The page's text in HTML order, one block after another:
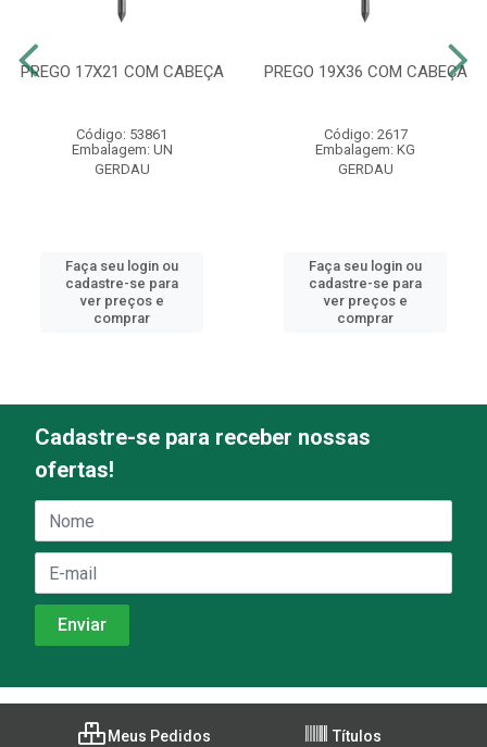
PREGO 17X21 COM CABEÇA
Código: 53861
Embalagem: UN
GERDAU
Faça seu login ou
cadastre-se para
ver preços e
comprar
PREGO 19X36 COM CABEÇA
Código: 2617
Embalagem: KG
GERDAU
Faça seu login ou
cadastre-se para
ver preços e
comprar
Cadastre-se para receber nossas
ofertas!
Meus Pedidos Títulos